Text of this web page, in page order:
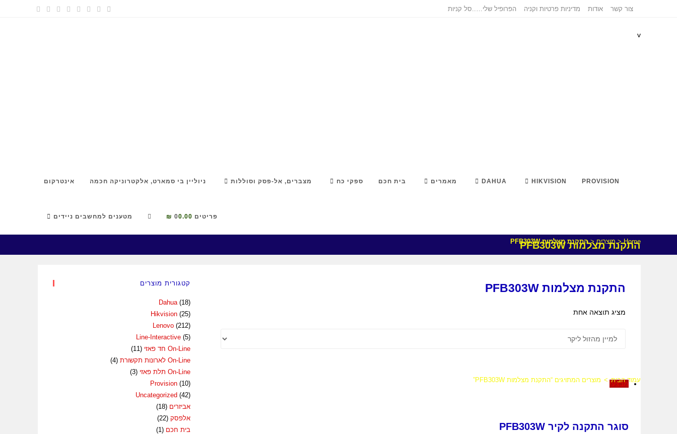
צור קשר אודות מדיניות פרטיות וקניה הפרופיל שלי…..סל קניות
v
אינטרקום ניוליין בי סמארט, אלקטרוניקה חכמה מצברים, אל-פסק וסוללות ספקי כח בית חכם מאמרים DAHUA HIKVISION PROVISION
מטענים למחשבים ניידיםTOGGLE
SEARCH
פריטים 0 0.00 ₪
התקנת מצלמות PFB303W
Home
<מוצרים<התקנת מצלמות PFB303W
עמוד הבית > מוצרים המתויגים “התקנת מצלמות PFB303W”
התקנת מצלמות PFB303W
מציג תוצאה אחת
מבצע!
סוגר התקנה לקיר PFB303W
קטגורית מוצרים
Dahua (18)
Hikvision (25)
Lenovo (212)
Line-Interactive (5)
On-Line חד פאזי
(11)
On-Line לארונות תקשורת
(4)
On-Line תלת פאזי
(3)
Provision (10)
Uncategorized (42)
אביזרים (18)
אלפסק (22)
בית חכם (1)